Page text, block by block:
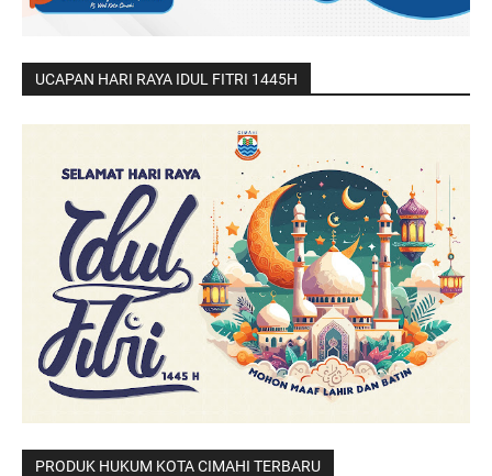
UCAPAN HARI RAYA IDUL FITRI 1445H
PRODUK HUKUM KOTA CIMAHI TERBARU